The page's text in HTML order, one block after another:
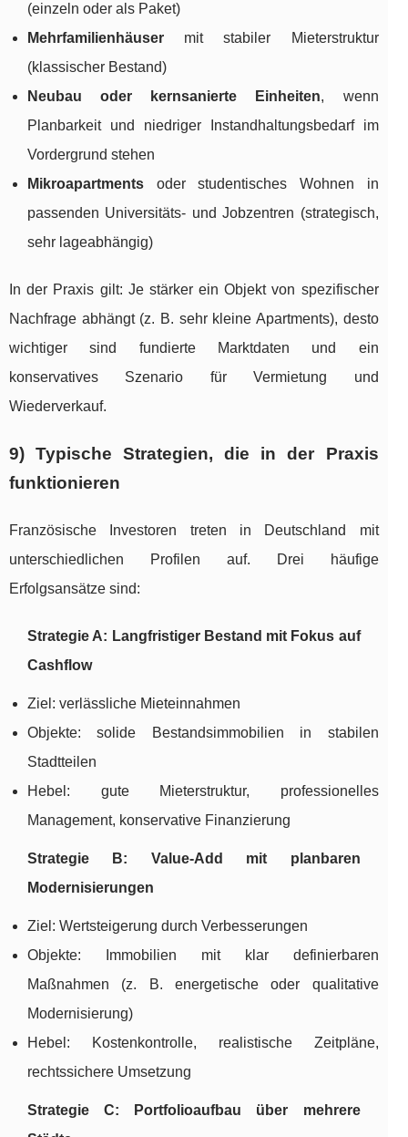
(einzeln oder als Paket)
Mehrfamilienhäuser mit stabiler Mieterstruktur
(klassischer Bestand)
Neubau oder kernsanierte Einheiten, wenn
Planbarkeit und niedriger Instandhaltungsbedarf im
Vordergrund stehen
Mikroapartments oder studentisches Wohnen in
passenden Universitäts- und Jobzentren (strategisch,
sehr lageabhängig)
In der Praxis gilt: Je stärker ein Objekt von spezifischer
Nachfrage abhängt (z. B. sehr kleine Apartments), desto
wichtiger sind fundierte Marktdaten und ein
konservatives Szenario für Vermietung und
Wiederverkauf.
9) Typische Strategien, die in der Praxis
funktionieren
Französische Investoren treten in Deutschland mit
unterschiedlichen Profilen auf. Drei häufige
Erfolgsansätze sind:
Strategie A: Langfristiger Bestand mit Fokus auf
Cashflow
Ziel: verlässliche Mieteinnahmen
Objekte: solide Bestandsimmobilien in stabilen
Stadtteilen
Hebel: gute Mieterstruktur, professionelles
Management, konservative Finanzierung
Strategie B: Value-Add mit planbaren
Modernisierungen
Ziel: Wertsteigerung durch Verbesserungen
Objekte: Immobilien mit klar definierbaren
Maßnahmen (z. B. energetische oder qualitative
Modernisierung)
Hebel: Kostenkontrolle, realistische Zeitpläne,
rechtssichere Umsetzung
Strategie C: Portfolioaufbau über mehrere